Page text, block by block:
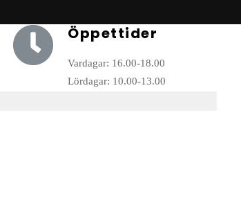
Öppettider
Vardagar: 16.00-18.00
Lördagar: 10.00-13.00